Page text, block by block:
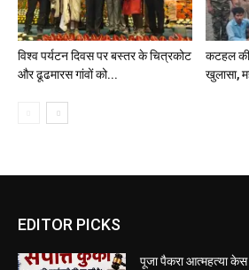
विश्व पर्यटन दिवस पर बस्तर के चित्रकोट
और ढूढमारस गांवों को...
कटहल की
खुलासा,
EDITOR PICKS
पूजा पैकरा आत्महत्या